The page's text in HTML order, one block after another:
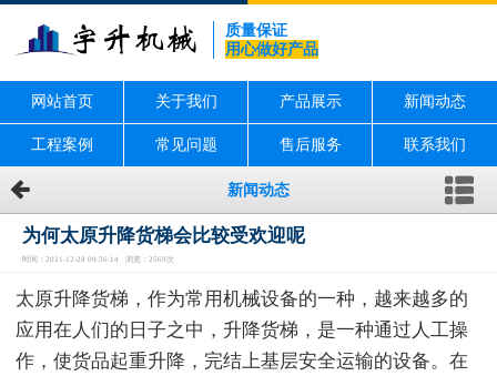
质量保证
用心做好产品
网站首页 关于我们 产品展示 新闻动态
工程案例 常见问题 售后服务 联系我们
新闻动态
为何太原升降货梯会比较受欢迎呢
时间：2021-12-28 09:36:14 浏览：2569次
太原升降货梯，作为常用机械设备的一种，越来越多的
应用在人们的日子之中，升降货梯，是一种通过人工操
作，使货品起重升降，完结上基层安全运输的设备。在